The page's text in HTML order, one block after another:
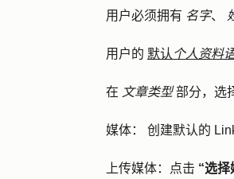
用户必须拥有 名字、
用户的 默认 个人资料
在 文章类型部分，选
媒体： 创建默认的
上传媒体：点击 “选择